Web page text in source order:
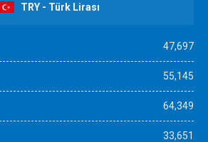
TRY - Türk Lirası
47,697
55,145
64,349
33,651